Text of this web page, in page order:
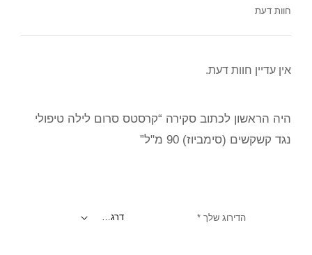
חוות דעת
אין עדיין חוות דעת.
היה הראשון לכתוב סקירה “קרסטס סרום לילה טיפולי
נגד קשקשים (סימביוז) 90 מ"ל”
הדירוג שלך *